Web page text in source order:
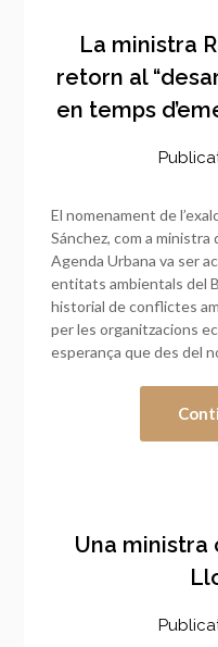
La ministra
retorn al
en temps
El nomenament de
Sánchez, com a
Agenda Urbana va ser
entitats ambientals del
historial de conflictes
per les organitzacions
esperança que des del
Una